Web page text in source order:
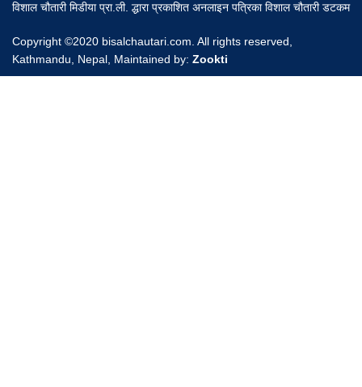
विशाल चौतारी मिडीया प्रा.ली. द्धारा प्रकाशित अनलाइन पत्रिका विशाल चौतारी डटकम
Copyright ©2020 bisalchautari.com. All rights reserved,
Kathmandu, Nepal, Maintained by: Zookti